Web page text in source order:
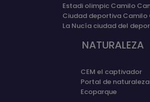
Estadi olimpic Camilo
Ciudad deportiva Camilo
La Nucía ciudad del
NATURALEZA
CEM el captivador
Portal de naturaleza
Ecoparque